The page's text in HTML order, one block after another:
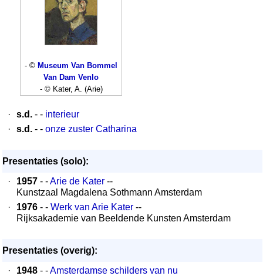
- © Museum Van Bommel
Van Dam Venlo
- © Kater, A. (Arie)
· s.d. - - interieur
·
s.d. - - onze zuster Catharina
Presentaties (solo):
·
1957 - -Arie de Kater --
Kunstzaal Magdalena Sothmann Amsterdam
·
1976 - - Werk van Arie Kater --
Rijksakademie van Beeldende Kunsten Amsterdam
Presentaties (overig):
·
1948 - -Amsterdamse schilders van nu